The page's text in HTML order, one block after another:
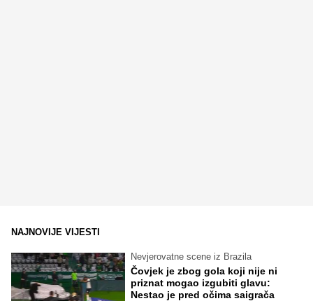
NAJNOVIJE VIJESTI
Nevjerovatne scene iz Brazila
Čovjek je zbog gola koji nije ni
priznat mogao izgubiti glavu:
Nestao je pred očima saigrača